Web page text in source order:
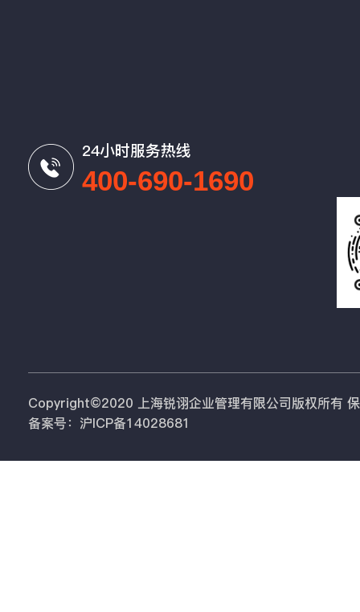
24小时服务热线
400-690-1690
Copyright©2020 上海锐诩企业管理有限公司版权所有
备案号：沪ICP备14028681